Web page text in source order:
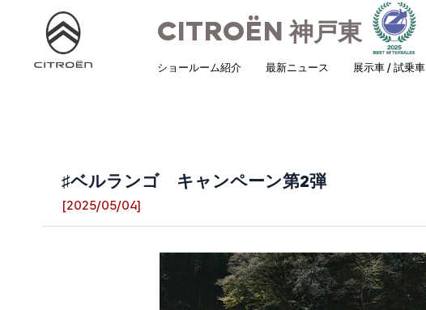
CITROËN神戸東
ショールーム紹介 最新ニュース 展示車 / 試乗車
♯ベルランゴ キャンペーン第2弾
[2025/05/04]